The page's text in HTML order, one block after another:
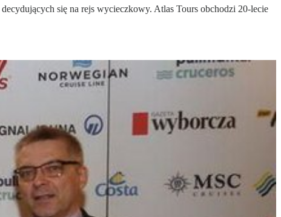
się na rejs wycieczkowy. Atlas Tours obchodzi 20-lecie